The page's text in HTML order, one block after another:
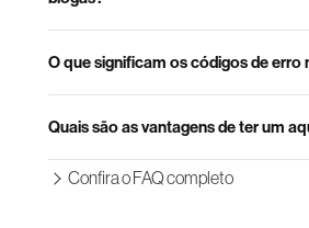
O que significam os códigos de erro
Quais são as vantagens de ter um
Confira o FAQ completo